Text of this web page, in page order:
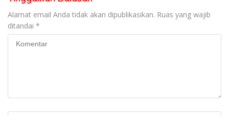
Alamat email Anda tidak akan dipublikasikan. Ruas yang wajib
ditandai *